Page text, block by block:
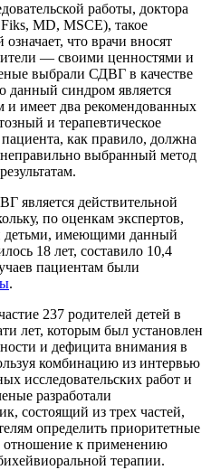
работы, доктора
MD, MSCE), такое
что врачи вносят
— своими ценностями и
выбрали СДВГ в качестве
данный синдром является
и имеет два рекомендованных
и терапевтическое
как правило, должна
выбранный метод
является действительной
по оценкам экспертов,
детьми, имеющими данный
18 лет, составило 10,4
пациентам были
.
237 родителей детей в
лет, которым был установлен
и дефицита внимания в
комбинацию из интервью
исследовательских работ и
разработали
состоящий из трех частей,
определить приоритетные
отношение к применению
терапии.